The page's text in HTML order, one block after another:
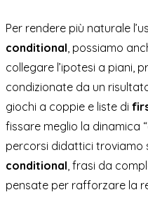
Per rendere più naturale
conditional, possiamo
collegare l’ipotesi a piani,
condizionate da un
giochi a coppie e liste di
fissare meglio la dinamica
percorsi didattici troviamo
conditional, frasi da
pensate per rafforzare la